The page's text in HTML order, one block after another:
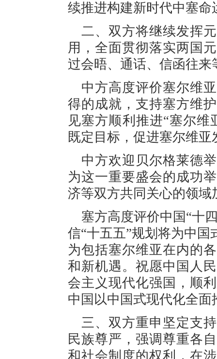
续推进构建新时代中塞命
二、双方将继续发挥
用，全面贯彻落实两国
过会晤、通话、信函往
中方高度评价塞尔维
得的成就，支持塞方维
见塞方顺利推进“塞尔维
既定目标，促进塞尔维
中方欢迎贝尔格莱德
为这一重要盛会的成功
济等双方共同关心的领域
塞方高度评价中国“十
信“十五五”规划将为中
为包括塞尔维亚在内的
和新机遇。祝愿中国人
会主义现代化强国，顺
中国以中国式现代化全
三、双方重申坚定支
民族尊严，强调尊重各
和社会制度的权利，在